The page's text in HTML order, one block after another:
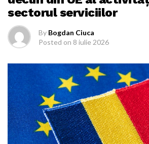
sectorul serviciilor
By Bogdan Ciuca
Posted on 8 iulie 2026